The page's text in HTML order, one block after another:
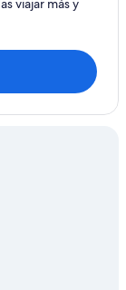
Mafate
viajar más y